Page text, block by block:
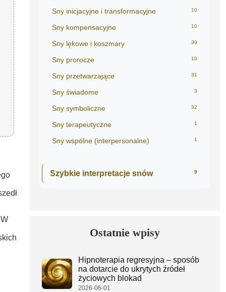
Sny inicjacyjne i transformacyjne 10
Sny kompensacyjne 10
Sny lękowe i koszmary 39
Sny prorocze 10
Sny przetwarzające 31
Sny świadome 3
Sny symboliczne 32
Sny terapeutyczne 1
Sny wspólne (interpersonalne) 1
Szybkie interpretacje snów 9
Ostatnie wpisy
Hipnoterapia regresyjna – sposób
na dotarcie do ukrytych źródeł
życiowych blokad
2026-06-01